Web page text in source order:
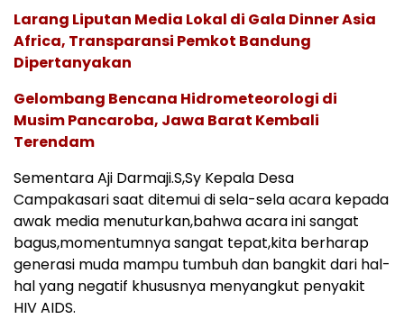
Larang Liputan Media Lokal di Gala Dinner Asia
Africa, Transparansi Pemkot Bandung
Dipertanyakan
Gelombang Bencana Hidrometeorologi di
Musim Pancaroba, Jawa Barat Kembali
Terendam
Sementara Aji Darmaji.S,Sy Kepala Desa
Campakasari saat ditemui di sela-sela acara kepada
awak media menuturkan,bahwa acara ini sangat
bagus,momentumnya sangat tepat,kita berharap
generasi muda mampu tumbuh dan bangkit dari hal-
hal yang negatif khususnya menyangkut penyakit
HIV AIDS.